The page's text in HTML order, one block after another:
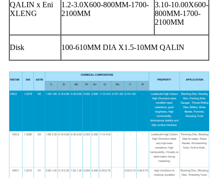
QALIN x Eni
XLENG
1.2-3.0X600-800MM-1700-
2100MM
3.10-10.00X600-
800MM-1700-
2100MM
Disk 100-610MM DIA X1.5-10MM QALIN